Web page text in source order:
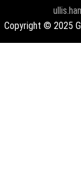
Copyright © 2025